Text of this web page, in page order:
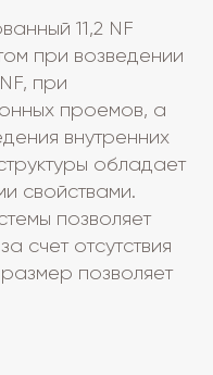
11,2 NF
при возведении
при
проемов, а
внутренних
обладает
свойствами.
позволяет
счет отсутствия
позволяет